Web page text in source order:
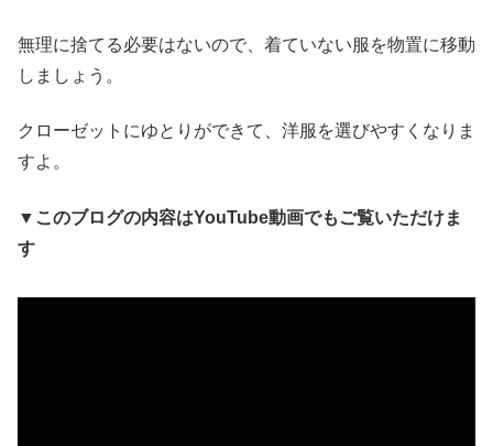
無理に捨てる必要はないので、着ていない服を物置に移動
しましょう。
クローゼットにゆとりができて、洋服を選びやすくなりま
すよ。
▼このブログの内容はYouTube動画でもご覧いただけま
す